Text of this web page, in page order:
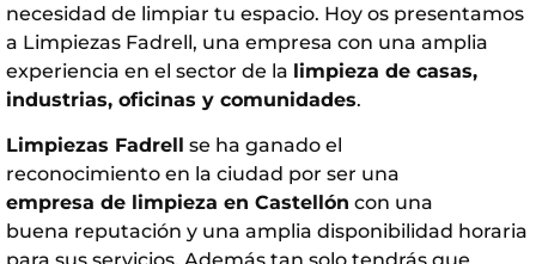
necesidad de limpiar tu espacio. Hoy os presentamos
a Limpiezas Fadrell, una empresa con una amplia
experiencia en el sector de la limpieza de casas,
industrias, oficinas y comunidades.
Limpiezas Fadrell se ha ganado el
reconocimiento en la ciudad por ser una
empresa de limpieza en Castellón con una
buena reputación y una amplia disponibilidad horaria